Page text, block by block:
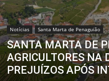
Notícias Santa Marta de Penaguião
SANTA MARTA DE
AGRICULTORES NA
PREJUÍZOS APÓS